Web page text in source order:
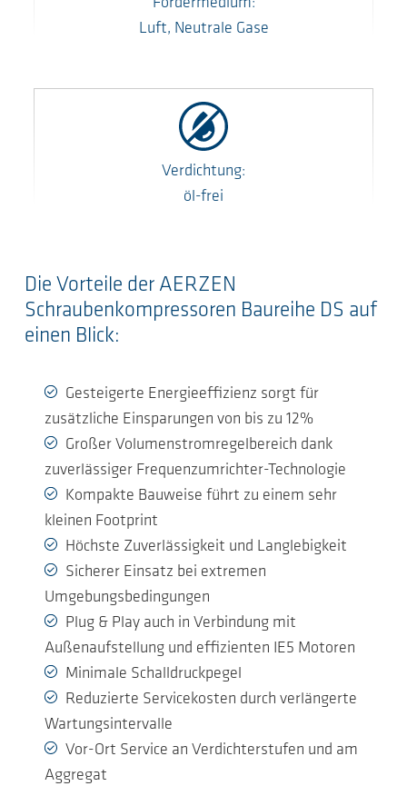
Luft, Neutrale Gase
Verdichtung:
öl-frei
Die Vorteile der AERZEN
Schraubenkompressoren Baureihe DS auf
einen Blick:
Gesteigerte Energieeffizienz sorgt für
zusätzliche Einsparungen von bis zu 12%
Großer Volumenstromregelbereich dank
zuverlässiger Frequenzumrichter-Technologie
Kompakte Bauweise führt zu einem sehr
kleinen Footprint
Höchste Zuverlässigkeit und Langlebigkeit
Sicherer Einsatz bei extremen
Umgebungsbedingungen
Plug & Play auch in Verbindung mit
Außenaufstellung und effizienten IE5 Motoren
Minimale Schalldruckpegel
Reduzierte Servicekosten durch verlängerte
Wartungsintervalle
Vor-Ort Service an Verdichterstufen und am
Aggregat